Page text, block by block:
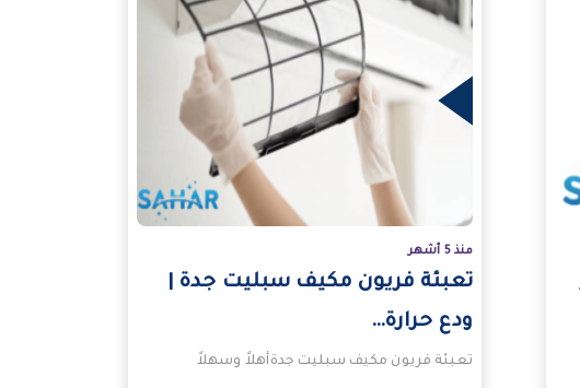
منذ 5 أشهر
تعبئة فريون مكيف سبليت جدة |
ودع حرارة…
تعبئة فريون مكيف سبليت جدةأهلاً وسهلاً